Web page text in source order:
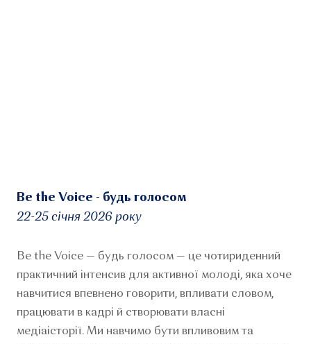
Be the Voice - будь голосом
22-25 січня 2026 року
Be the Voice — будь голосом — це чотириденний
практичний інтенсив для активної молоді, яка хоче
навчитися впевнено говорити, впливати словом,
працювати в кадрі й створювати власні
медіаісторії. Ми навчимо бути впливовим та